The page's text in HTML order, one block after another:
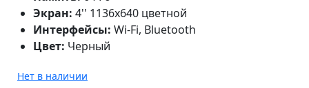
Экран: 4'' 1136x640 цветной
Интерфейсы: Wi-Fi, Bluetooth
Цвет: Черный
Нет в наличии